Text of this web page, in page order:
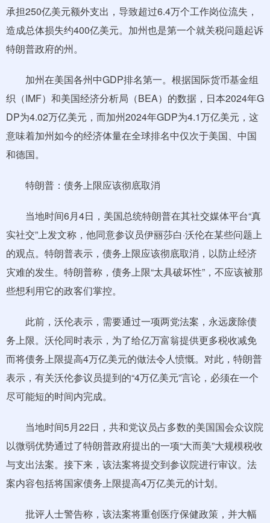
承担250亿美元额外支出，导致超过6.4万个工作岗位流失，
造成总体损失约400亿美元。加州也是第一个就关税问题起诉
特朗普政府的州。
加州在美国各州中GDP排名第一。根据国际货币基金组
织（IMF）和美国经济分析局（BEA）的数据，日本2024年G
DP为4.02万亿美元，而加州2024年GDP为4.1万亿美元，这
意味着加州如今的经济体量在全球排名中仅次于美国、中国
和德国。
特朗普：债务上限应该彻底取消
当地时间6月4日，美国总统特朗普在其社交媒体平台“真
实社交”上发文称，他同意参议员伊丽莎白·沃伦在某些问题上
的观点。特朗普表示，债务上限应该彻底取消，以防止经济
灾难的发生。特朗普称，债务上限“太具破坏性”，不应该被那
些想利用它的政客们掌控。
此前，沃伦表示，需要通过一项两党法案，永远废除债
务上限。沃伦同时表示，为了给亿万富翁提供更多税收减免
而将债务上限提高4万亿美元的做法令人愤慨。对此，特朗普
表示，有关沃伦参议员提到的“4万亿美元”言论，必须在一个
尽可能短的时间内完成。
当地时间5月22日，共和党议员占多数的美国国会众议院
以微弱优势通过了特朗普政府提出的一项“大而美”大规模税收
与支出法案。接下来，该法案将提交到参议院进行审议。法
案内容包括将国家债务上限提高4万亿美元的计划。
批评人士警告称，该法案将重创医疗保健政策，并大幅